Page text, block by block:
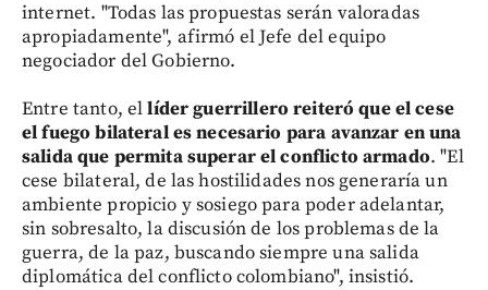
internet. "Todas las propuestas serán valoradas
apropiadamente", afirmó el Jefe del equipo
negociador del Gobierno.
Entre tanto, ellíder guerrillero reiteró que el cese
el fuego bilateral es necesario para avanzar en una
salida que permita superar el conflicto armado. "El
cese bilateral, de las hostilidades nos generaría un
ambiente propicio y sosiego para poder adelantar,
sin sobresalto, la discusión de los problemas de la
guerra, de la paz, buscando siempre una salida
diplomática del conflicto colombiano", insistió.